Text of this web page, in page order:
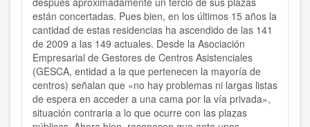
están concertadas. Pues bien, en los últimos 15 años la
cantidad de estas residencias ha ascendido de las 141
de 2009 a las 149 actuales. Desde la Asociación
Empresarial de Gestores de Centros Asistenciales
(GESCA, entidad a la que pertenecen la mayoría de
centros) señalan que «no hay problemas ni largas listas
de espera en acceder a una cama por la vía privada»,
situación contraria a lo que ocurre con las plazas